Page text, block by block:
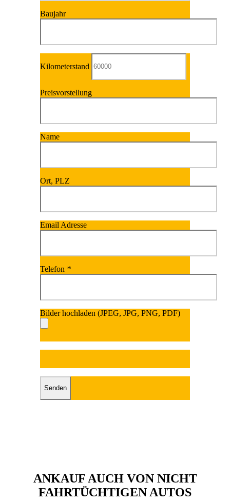
Baujahr
Kilometerstand
Preisvorstellung
Name
Ort, PLZ
Email Adresse
Telefon *
Bilder hochladen (JPEG, JPG, PNG, PDF)
Bitte lasse dieses Feld leer.
ANKAUF AUCH VON NICHT
FAHRTÜCHTIGEN AUTOS